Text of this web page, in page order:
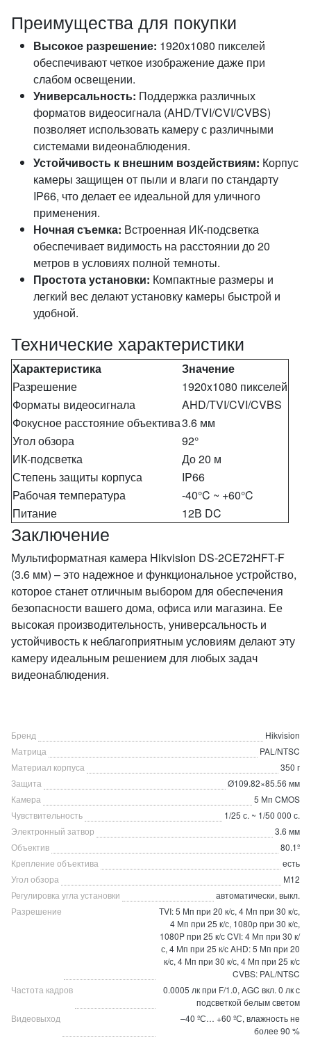
Преимущества для покупки
Высокое разрешение: 1920x1080 пикселей
обеспечивают четкое изображение даже при
слабом освещении.
Универсальность: Поддержка различных
форматов видеосигнала (AHD/TVI/CVI/CVBS)
позволяет использовать камеру с различными
системами видеонаблюдения.
Устойчивость к внешним воздействиям: Корпус
камеры защищен от пыли и влаги по стандарту
IP66, что делает ее идеальной для уличного
применения.
Ночная съемка: Встроенная ИК-подсветка
обеспечивает видимость на расстоянии до 20
метров в условиях полной темноты.
Простота установки: Компактные размеры и
легкий вес делают установку камеры быстрой и
удобной.
Технические характеристики
Характеристика
Значение
Разрешение
1920x1080 пикселей
Форматы видеосигнала
AHD/TVI/CVI/CVBS
Фокусное расстояние объектива3.6 мм
Угол обзора
92°
ИК-подсветка
До 20 м
Степень защиты корпуса
IP66
Рабочая температура
-40°C ~ +60°C
Питание
12В DC
Заключение
Мультиформатная камера Hikvision DS-2CE72HFT-F
(3.6 мм) – это надежное и функциональное устройство,
которое станет отличным выбором для обеспечения
безопасности вашего дома, офиса или магазина. Ее
высокая производительность, универсальность и
устойчивость к неблагоприятным условиям делают эту
камеру идеальным решением для любых задач
видеонаблюдения.
Бренд
Hikvision
Матрица
PAL/NTSC
Материал корпуса
350 г
Защита
Ø109.82×85.56 мм
Камера
5 Мп CMOS
Чувствительность
1/25 с. ~ 1/50 000 с.
Электронный затвор
3.6 мм
Объектив
80.1º
Крепление объектива
есть
Угол обзора
М12
Регулировка угла установки
автоматически, выкл.
Разрешение
TVI: 5 Мп при 20 к/с, 4 Мп при 30 к/с,
4 Мп при 25 к/с, 1080p при 30 к/с,
1080P при 25 к/с CVI: 4 Мп при 30 к/
с, 4 Мп при 25 к/с AHD: 5 Мп при 20
к/с, 4 Мп при 30 к/с, 4 Мп при 25 к/с
CVBS: PAL/NTSC
Частота кадров
0.0005 лк при F/1.0, AGC вкл. 0 лк с
подсветкой белым светом
Видеовыход
–40 ºС… +60 ºС, влажность не
более 90 %